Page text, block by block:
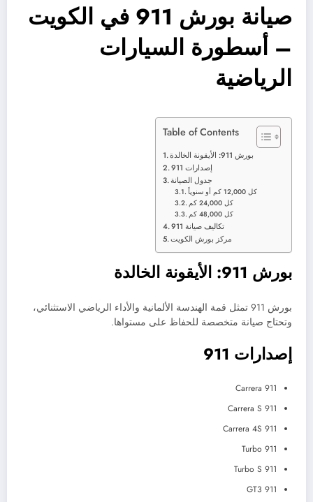
صيانة بورش 911 في الكويت
– أسطورة السيارات
الرياضية
Table of Contents
بورش 911: الأيقونة الخالدة
إصدارات 911
جدول الصيانة
كل 12,000 كم أو سنوياً
كل 24,000 كم
كل 48,000 كم
تكاليف صيانة 911
مركز بورش الكويت
بورش 911: الأيقونة الخالدة
بورش 911 تمثل قمة الهندسة الألمانية والأداء الرياضي الاستثنائي،
وتحتاج صيانة متخصصة للحفاظ على مستواها.
إصدارات 911
911 Carrera
911 Carrera S
911 Carrera 4S
911 Turbo
911 Turbo S
911 GT3